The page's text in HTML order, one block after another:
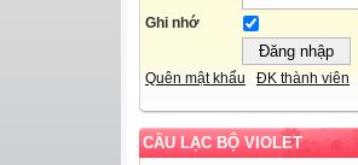
Ghi nhớ
Quên mật khẩu ĐK thành viên
CÂU LẠC BỘ VIOLET